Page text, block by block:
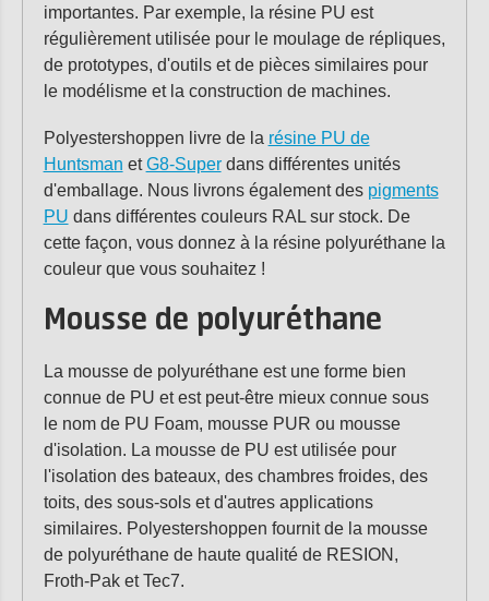
importantes. Par exemple, la résine PU est
régulièrement utilisée pour le moulage de répliques,
de prototypes, d'outils et de pièces similaires pour
le modélisme et la construction de machines.
Polyestershoppen livre de la résine PU de
Huntsman etG8-Superdans différentes unités
d'emballage. Nous livrons également des pigments
PU dans différentes couleurs RAL sur stock. De
cette façon, vous donnez à la résine polyuréthane la
couleur que vous souhaitez !
Mousse de polyuréthane
La mousse de polyuréthane est une forme bien
connue de PU et est peut-être mieux connue sous
le nom de PU Foam, mousse PUR ou mousse
d'isolation. La mousse de PU est utilisée pour
l'isolation des bateaux, des chambres froides, des
toits, des sous-sols et d'autres applications
similaires. Polyestershoppen fournit de la mousse
de polyuréthane de haute qualité de RESION,
Froth-Pak et Tec7.